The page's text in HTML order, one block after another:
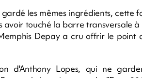
les mêmes ingrédients, cette
touché la barre transversale à
Depay a cru offrir le point
d'Anthony Lopes, qui ne